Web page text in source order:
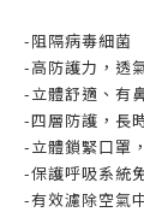
-阻隔病毒細菌
-高防護力，透
-立體舒適、有
-四層防護，長
-立體鎖緊口罩
-保護呼吸系統
-有效濾除空氣